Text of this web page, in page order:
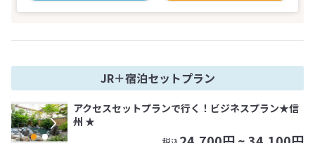
JR＋宿泊セットプラン
アクセスセットプランで行く！ビジネスプラン★信
州 ★